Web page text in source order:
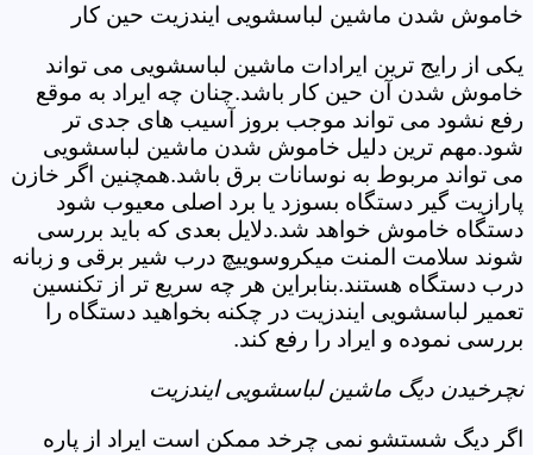
خاموش شدن ماشین لباسشویی ایندزیت حین کار
یکی از رایج ترین ایرادات ماشین لباسشویی می تواند
خاموش شدن آن حین کار باشد.چنان چه ایراد به موقع
رفع نشود می تواند موجب بروز آسیب های جدی تر
شود.مهم ترین دلیل خاموش شدن ماشین لباسشویی
می تواند مربوط به نوسانات برق باشد.همچنین اگر خازن
پارازیت گیر دستگاه بسوزد یا برد اصلی معیوب شود
دستگاه خاموش خواهد شد.دلایل بعدی که باید بررسی
شوند سلامت المنت میکروسوییچ درب شیر برقی و زبانه
درب دستگاه هستند.بنابراین هر چه سریع تر از تکنسین
تعمیر لباسشویی ایندزیت در چکنه بخواهید دستگاه را
بررسی نموده و ایراد را رفع کند.
نچرخیدن دیگ ماشین لباسشویی ایندزیت
اگر دیگ شستشو نمی چرخد ممکن است ایراد از پاره